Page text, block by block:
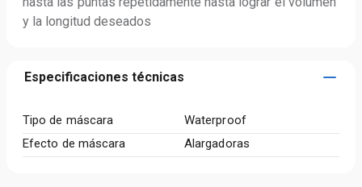
y la longitud deseados
Especificaciones técnicas
Tipo de máscara
Waterproof
Efecto de máscara
Alargadoras